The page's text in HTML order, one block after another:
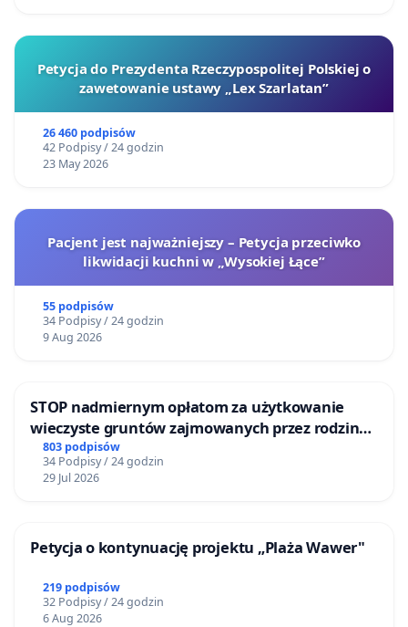
Petycja do Prezydenta Rzeczypospolitej Polskiej o
zawetowanie ustawy „Lex Szarlatan”
26 460 podpisów
42 Podpisy / 24 godzin
23 May 2026
Pacjent jest najważniejszy – Petycja przeciwko
likwidacji kuchni w „Wysokiej Łące”
55 podpisów
34 Podpisy / 24 godzin
9 Aug 2026
STOP nadmiernym opłatom za użytkowanie
wieczyste gruntów zajmowanych przez rodzinne
ogrody działkowe.
803 podpisów
34 Podpisy / 24 godzin
29 Jul 2026
Petycja o kontynuację projektu „Plaża Wawer"
219 podpisów
32 Podpisy / 24 godzin
6 Aug 2026